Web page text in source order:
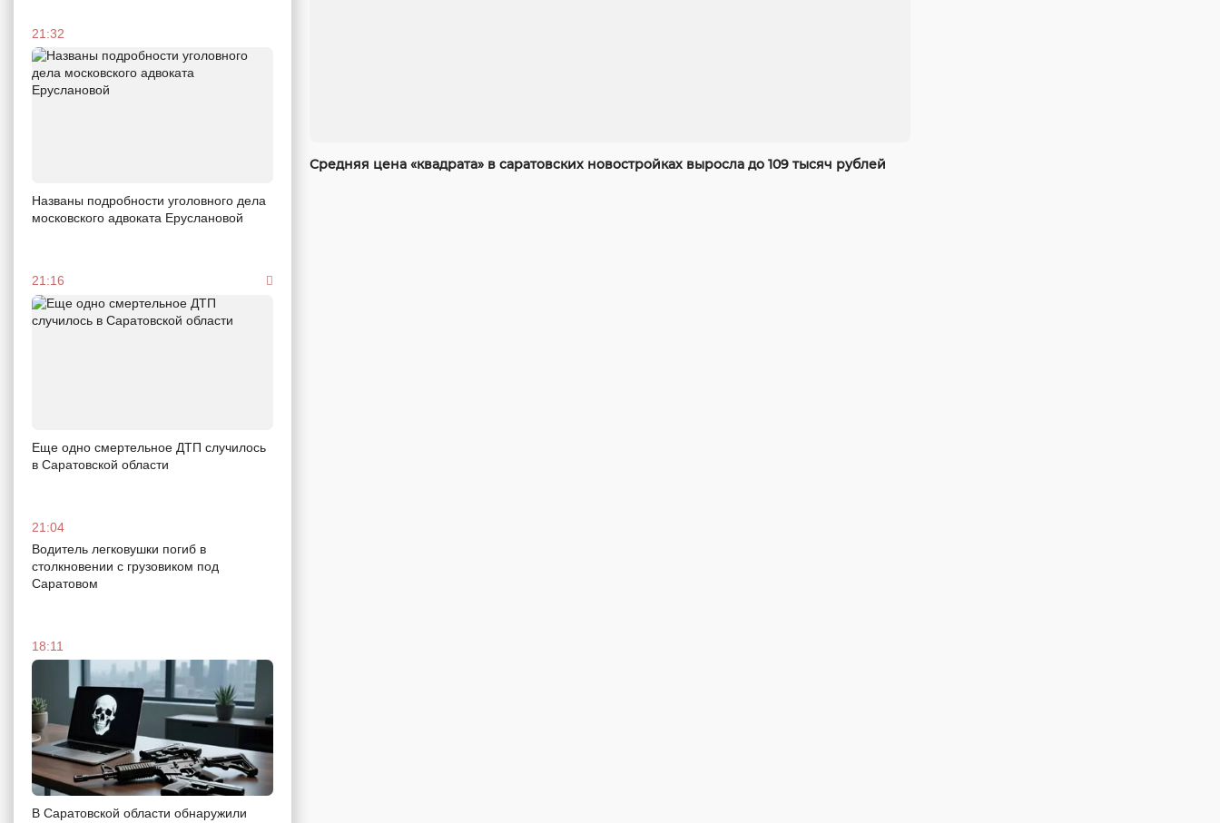
21:32
Названы подробности уголовного дела
московского адвоката Еруслановой
21:16
Еще одно смертельное ДТП случилось
в Саратовской области
21:04
Водитель легковушки погиб в
столкновении с грузовиком под
Саратовом
18:11
В Саратовской области обнаружили
Средняя цена «квадрата» в саратовских новостройках выросла до 109 тысяч рублей